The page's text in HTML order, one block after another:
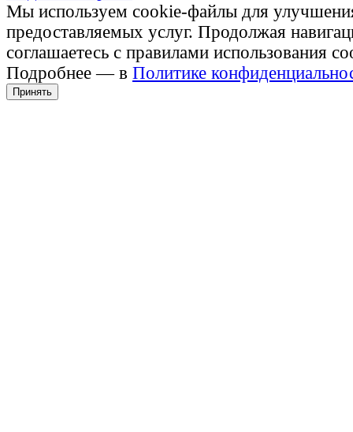
Мы используем cookie-файлы для
предоставляемых услуг. Продолжая
соглашаетесь с правилами использования
Подробнее — в Политике
Принять